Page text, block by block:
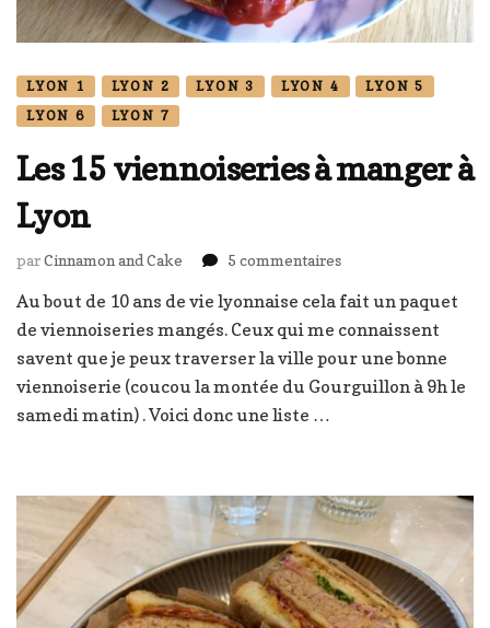
LYON 1 LYON 2 LYON 3 LYON 4
LYON 5
LYON 6
LYON 7
Les 15 viennoiseries à manger à
Lyon
parCinnamon and Cake 5 commentairessur
15
viennoiseries
à
Au bout de 10 ans de vie lyonnaise cela fait un paquet
de viennoiseries mangés. Ceux qui me connaissent
savent que je peux traverser la ville pour une bonne
viennoiserie (coucou la montée du Gourguillon à 9h le
samedi matin) . Voici donc une liste …